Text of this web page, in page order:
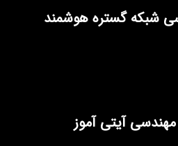
شبکه گستره هوشمند
آیتی آموز